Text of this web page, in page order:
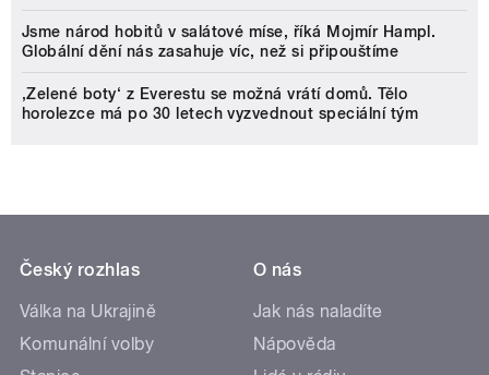
Jsme národ hobitů v salátové míse, říká Mojmír Hampl.
Globální dění nás zasahuje víc, než si připouštíme
‚Zelené boty‘ z Everestu se možná vrátí domů. Tělo
horolezce má po 30 letech vyzvednout speciální tým
Český rozhlas
Válka na Ukrajině
Komunální volby
O nás
Jak nás naladíte
Nápověda